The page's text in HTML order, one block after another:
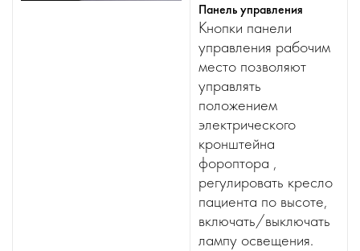
Панель управления
Кнопки панели
управления рабочим
место позволяют
управлять
положением
электрического
кронштейна
фороптора ,
регулировать кресло
пациента по высоте,
включать/выключать
лампу освещения.